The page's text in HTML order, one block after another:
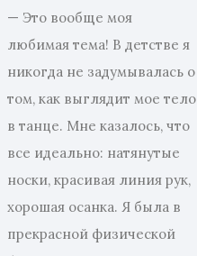
— Это вообще моя
любимая тема! В детстве я
никогда не задумывалась о
том, как выглядит мое тело
в танце. Мне казалось, что
все идеально: натянутые
носки, красивая линия рук,
хорошая осанка. Я была в
прекрасной физической